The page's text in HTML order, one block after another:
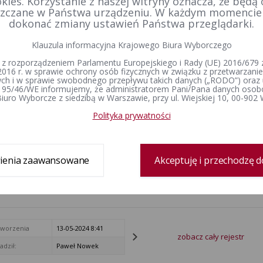
14 lipca 2024 r.
Komisarza Wyborczego w Poznaniu II z dnia 19 czerwca 2024 r.
obwodowej komisji wyborczej oraz miejscu, dacie i godzinie
NR 1082/2024 Komisarza Wyborczego w Poznaniu II z
w gminie Sieraków
NR 1087/2024 Komisarza Wyborczego w Poznaniu II z dnia
obwodowej komisji wyborczej w wyborach uzupełniających do
13-05-2024 8:41
Paweł Nowek
zobacz cały rejestr
w Państwa urządzeniu. W każdym
dokonać zmiany ustawień Państwa przeglądarki.
Klauzula informacyjna Krajowego Biura Wyborczego
rozporządzeniem Parlamentu Europejskiego i Rady (UE) 2016/679
r. w sprawie ochrony osób fizycznych w związku z
i w sprawie swobodnego przepływu takich danych („RODO”) oraz
46/WE informujemy, że administratorem Pani/Pana danych
Wyborcze z siedzibą w Warszawie, przy ul. Wiejskiej 10, 00-902
Polityka prywatności
zaawansowane Akceptuję i przechodzę